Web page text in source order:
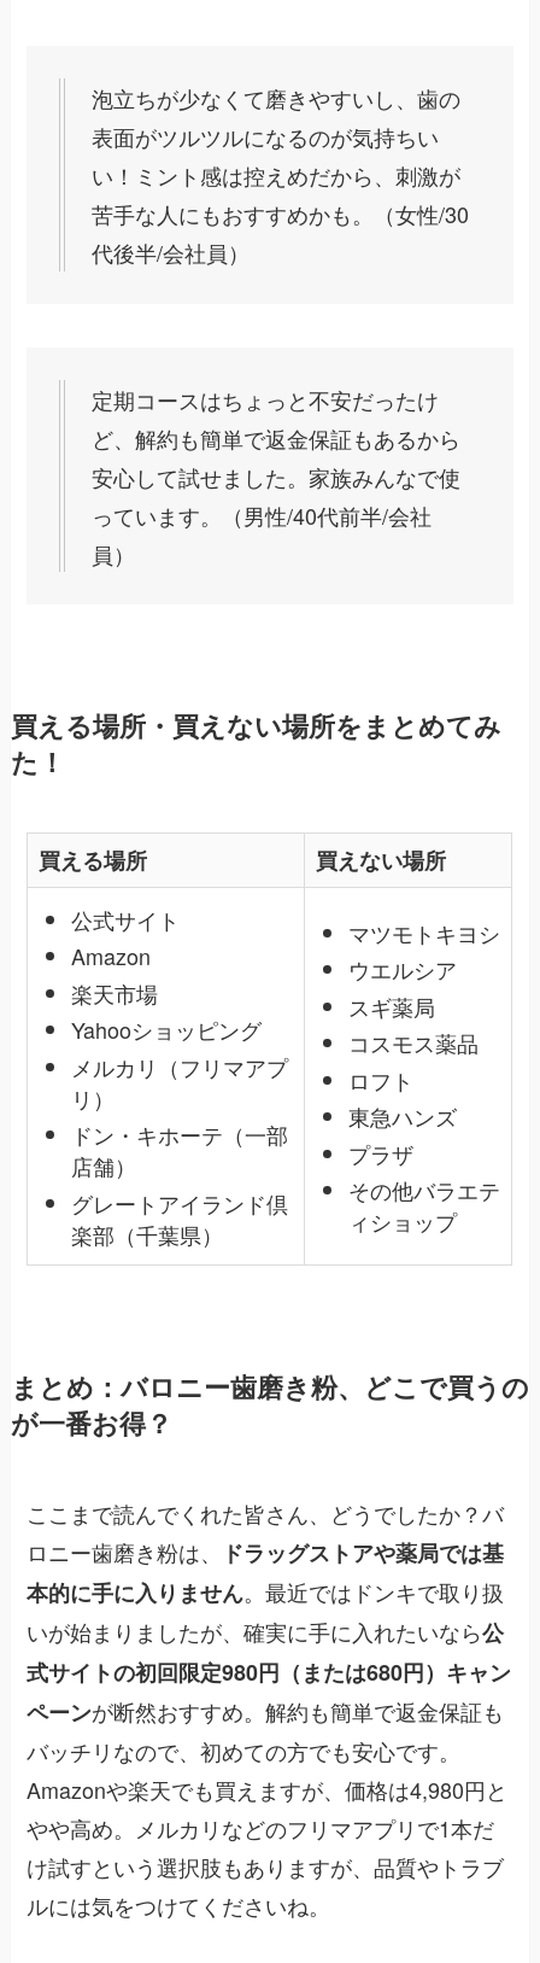
泡立ちが少なくて磨きやすいし、歯の
表面がツルツルになるのが気持ちい
い！ミント感は控えめだから、刺激が
苦手な人にもおすすめかも。（女性/30
代後半/会社員）
定期コースはちょっと不安だったけ
ど、解約も簡単で返金保証もあるから
安心して試せました。家族みんなで使
っています。（男性/40代前半/会社
員）
買える場所・買えない場所をまとめてみ
た！
買える場所
買えない場所
公式サイト
Amazon
楽天市場
Yahooショッピング
メルカリ（フリマアプ
リ）
ドン・キホーテ（一部
店舗）
グレートアイランド倶
楽部（千葉県）
マツモトキヨシ
ウエルシア
スギ薬局
コスモス薬品
ロフト
東急ハンズ
プラザ
その他バラエテ
ィショップ
まとめ：バロニー歯磨き粉、どこで買うの
が一番お得？
ここまで読んでくれた皆さん、どうでしたか？バ
ロニー歯磨き粉は、
ドラッグストアや薬局では基
本的に手に入りません。最近ではドンキで取り扱
いが始まりましたが、確実に手に入れたいなら公
式サイトの初回限定980円（または680円）キャン
ペーンが断然おすすめ。解約も簡単で返金保証も
バッチリなので、初めての方でも安心です。
Amazonや楽天でも買えますが、価格は4,980円と
やや高め。メルカリなどのフリマアプリで1本だ
け試すという選択肢もありますが、品質やトラブ
ルには気をつけてくださいね。